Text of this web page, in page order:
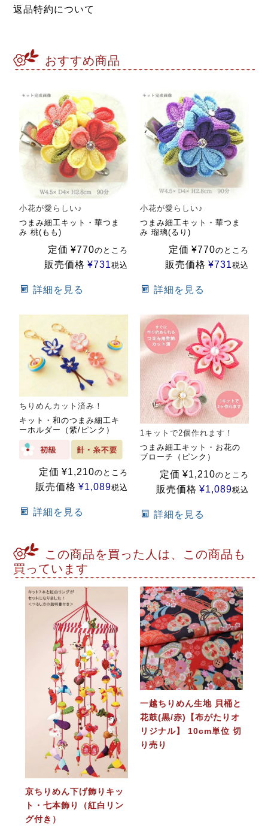
返品特約について
おすすめ商品
小花が愛らしい♪
つまみ細工キット・華つま
み 桃(もも)
定価 ¥770のところ
販売価格 ¥731税込
詳細を見る
小花が愛らしい♪
つまみ細工キット・華つま
み 瑠璃(るり)
定価 ¥770のところ
販売価格 ¥731税込
詳細を見る
ちりめんカット済み！
キット・和のつまみ細工キ
ーホルダー（紫/ピンク）
定価 ¥1,210のところ
販売価格 ¥1,089税込
詳細を見る
1キットで2個作れます！
つまみ細工キット・お花の
ブローチ（ピンク）
定価 ¥1,210のところ
販売価格 ¥1,089税込
詳細を見る
この商品を買った人は、この商品も
買っています
京ちりめん下げ飾りキッ
ト・七本飾り（紅白リン
グ付き）
一越ちりめん生地 貝桶と
花鼓(黒/赤)【布がたりオ
リジナル】 10cm単位 切
り売り